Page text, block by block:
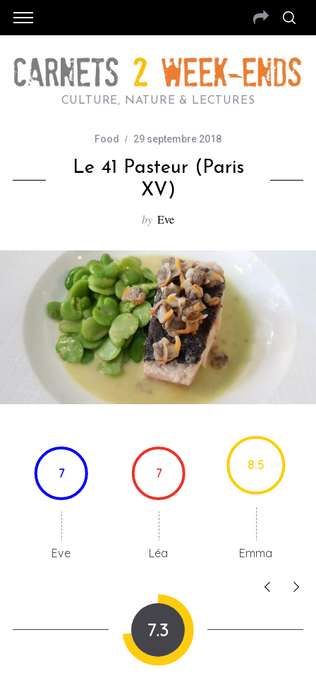
CULTURE, NATURE & LECTURES
Food 29 septembre 2018
Le 41 Pasteur (Paris
XV)
by Eve
7
Eve
7
Léa
8.5
Emma
7.3